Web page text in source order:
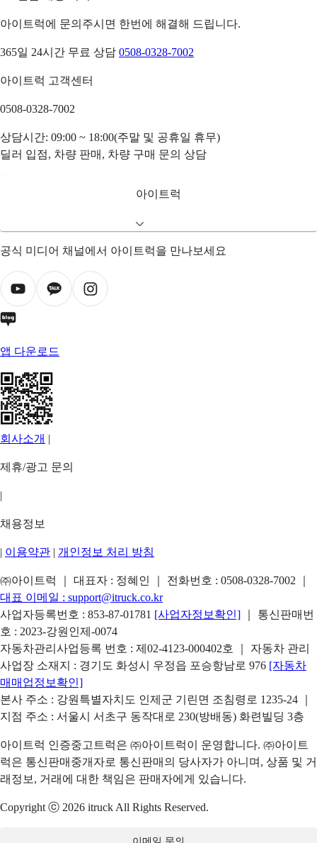
아이트럭에 문의주시면 한번에 해결해 드립니다.
365일 24시간 무료 상담 0508-0328-7002
아이트럭 고객센터
0508-0328-7002
상담시간: 09:00 ~ 18:00(주말 및 공휴일 휴무)
딜러 입점, 차량 판매, 차량 구매 문의 상담
아이트럭
공식 미디어 채널에서 아이트럭을 만나보세요
앱 다운로드
회사소개 |
제휴/광고 문의
|
채용정보
| 이용약관 | 개인정보 처리 방침
㈜아이트럭 ｜ 대표자 : 정혜인 ｜ 전화번호 : 0508-0328-7002
대표 이메일 : support@itruck.co.kr
사업자등록번호 : 853-87-01781 [사업자정보확인]
｜ 통신판매번
호 : 2023-강원인제-0074
자동차관리사업등록 번호 : 제02-4123-000402호 ｜ 자동차 관리
사업장 소재지 : 경기도 화성시 우정읍 포승항남로 976 [자동차
매매업정보확인]
본사 주소 : 강원특별자치도 인제군 기린면 조침령로 1235-24 ｜
지점 주소 : 서울시 서초구 동작대로 230(방배동) 화련빌딩 3층
아이트럭 인증중고트럭은 ㈜아이트럭이 운영합니다. ㈜아이트
럭은 통신판매중개자로 통신판매의 당사자가 아니며, 상품 및 거
래정보, 거래에 대한 책임은 판매자에게 있습니다.
Copyright ⓒ 2026 itruck All Rights Reserved.